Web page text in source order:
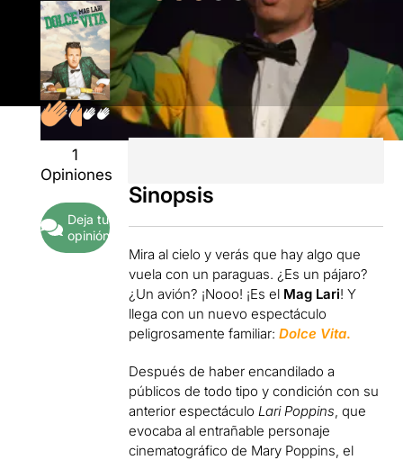
1
Opiniones
Deja tu
opinión
Sinopsis
Mira al cielo y verás que hay algo que
vuela con un paraguas. ¿Es un pájaro?
¿Un avión? ¡Nooo! ¡Es el Mag Lari! Y
llega con un nuevo espectáculo
peligrosamente familiar: Dolce Vita.
Después de haber encandilado a
públicos de todo tipo y condición con su
anterior espectáculo Lari Poppins , que
evocaba al entrañable personaje
cinematográfico de Mary Poppins, el